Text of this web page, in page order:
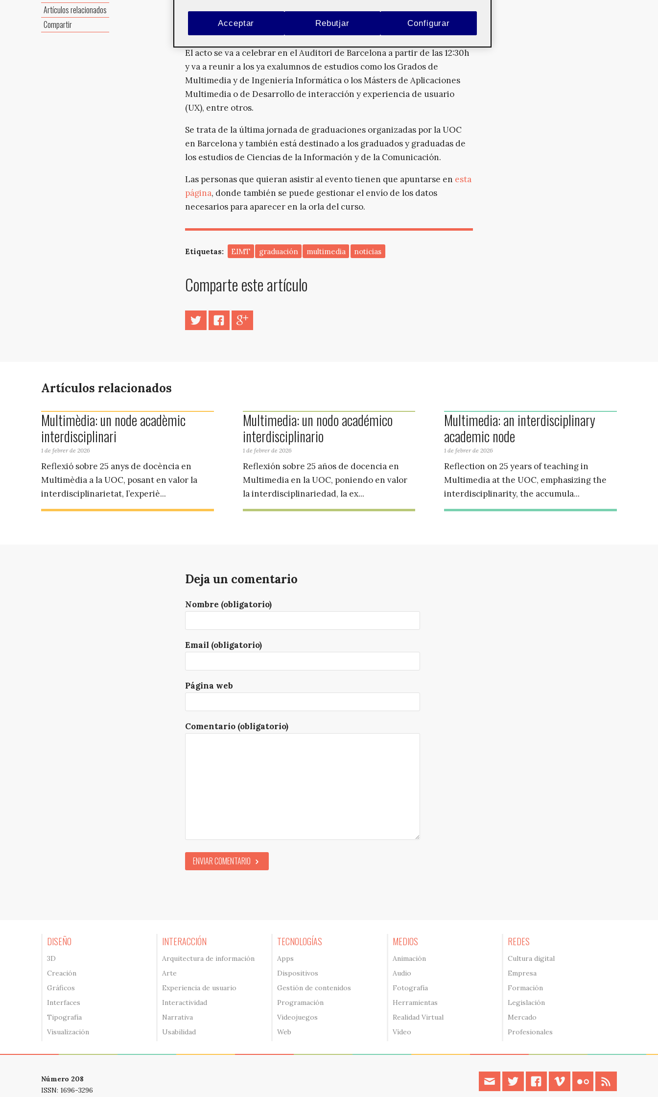
Artículos relacionados
Compartir
El acto se va a celebrar en el Auditori de Barcelona a partir de las 12:30h
y va a reunir a los ya exalumnos de estudios como los Grados de
Multimedia y de Ingeniería Informática o los Másters de Aplicaciones
Multimedia o de Desarrollo de interacción y experiencia de usuario
(UX), entre otros.
Se trata de la última jornada de graduaciones organizadas por la UOC
en Barcelona y también está destinado a los graduados y graduadas de
los estudios de Ciencias de la Información y de la Comunicación.
Las personas que quieran asistir al evento tienen que apuntarse en esta
página, donde también se puede gestionar el envío de los datos
necesarios para aparecer en la orla del curso.
Etiquetas: EIMT graduación multimedia noticias
Comparte este artículo
Twitter Facebook
Artículos relacionados
Multimèdia: un node acadèmic
interdisciplinari
1 de febrer de 2026
Reflexió sobre 25 anys de docència en
Multimèdia a la UOC, posant en valor la
interdisciplinarietat, l’experiè...
Multimedia: un nodo académico
interdisciplinario
1 de febrer de 2026
Reflexión sobre 25 años de docencia en
Multimedia en la UOC, poniendo en valor
la interdisciplinariedad, la ex...
Multimedia: an interdisciplinary
academic node
1 de febrer de 2026
Reflection on 25 years of teaching in
Multimedia at the UOC, emphasizing the
interdisciplinarity, the accumula...
Deja un comentario
Nombre (obligatorio)
Email (obligatorio)
Página web
Comentario (obligatorio)
ENVIAR COMENTARIO
DISEÑO
3D
Creación
Gráficos
Interfaces
Tipografía
Visualización
INTERACCIÓN
Arquitectura de información
Arte
Experiencia de usuario
Interactividad
Narrativa
Usabilidad
TECNOLOGÍAS
Apps
Dispositivos
Gestión de contenidos
Programación
Videojuegos
Web
MEDIOS
Animación
Audio
Fotografía
Herramientas
Realidad Virtual
Vídeo
REDES
Cultura digital
Empresa
Formación
Legislación
Mercado
Profesionales
Número 208
ISSN: 1696-3296
contacto twitter facebook vimeo flickr
Rebutjar
Acceptar Configurar